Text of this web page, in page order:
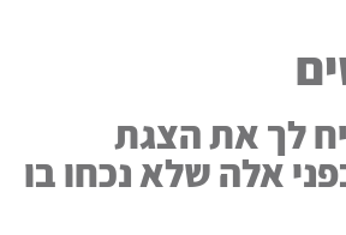
לך את הצגת
אלה שלא נכחו בו